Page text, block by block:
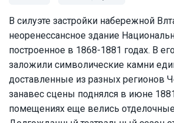
В силуэте застройки набережной
неоренессансное здание
построенное в 1868-1881 годах. В
заложили символические камни
доставленные из разных регионов
занавес сцены поднялся в июне
помещениях еще велись